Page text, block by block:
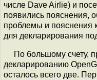
числе Dave Airlie) и
появились пояснения,
проблемы и пояснения
для декларирования
По большому счету,
декларированию
осталось всего две.